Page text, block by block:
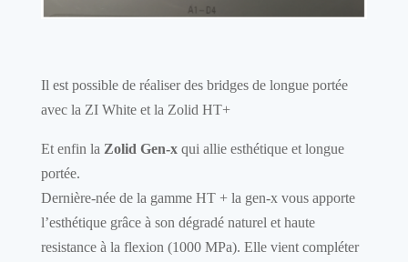
Il est possible de réaliser des bridges de longue portée
avec la ZI White et la Zolid HT+
Et enfin la Zolid Gen-x qui allie esthétique et longue
portée.
Dernière-née de la gamme HT + la gen-x vous apporte
l’esthétique grâce à son dégradé naturel et haute
resistance à la flexion (1000 MPa). Elle vient compléter